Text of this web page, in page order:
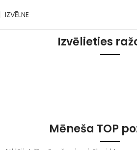
IZVĒLNE
Izvēlieties
BenzMēneša TOP